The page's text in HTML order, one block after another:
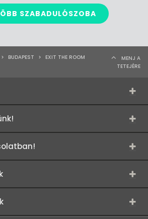
SZABADULÓSZOBA
> BUDAPEST >
EXIT THE ROOM
MENJ A
TETEJÉRE